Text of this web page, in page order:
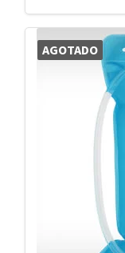
AGOTADO